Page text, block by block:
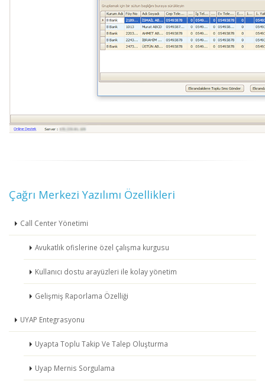
Çağrı Merkezi Yazılımı Özellikleri
Call Center Yönetimi
Avukatlık ofislerine özel çalışma kurgusu
Kullanıcı dostu arayüzleri ile kolay yönetim
Gelişmiş Raporlama Özelliği
UYAP Entegrasyonu
Uyapta Toplu Takip Ve Talep Oluşturma
Uyap Mernis Sorgulama